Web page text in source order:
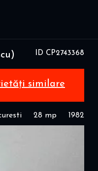
ID CP2743368
similare
28 mp 1982